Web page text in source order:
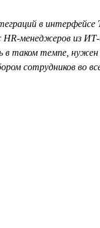
в интерфейсе
HR-менеджеров из
таком темпе,
сотрудников во